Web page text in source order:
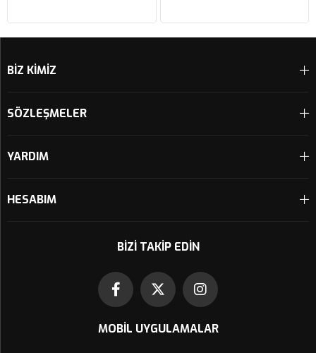
BİZ KİMİZ
SÖZLEŞMELER
YARDIM
HESABIM
BIZI TAKIP EDIN
MOBIL UYGULAMALAR